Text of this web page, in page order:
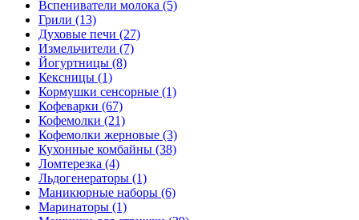
Вспениватели молока (5)
Грили (13)
Духовые печи (27)
Измельчители (7)
Йогуртницы (8)
Кексницы (1)
Кормушки сенсорные (1)
Кофеварки (67)
Кофемолки (21)
Кофемолки жерновые (3)
Кухонные комбайны (38)
Ломтерезка (4)
Льдогенераторы (1)
Маникюрные наборы (6)
Маринаторы (1)